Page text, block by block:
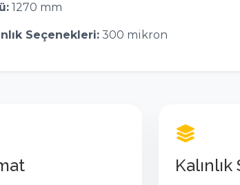
1270 mm
Seçenekleri: 300 mikron